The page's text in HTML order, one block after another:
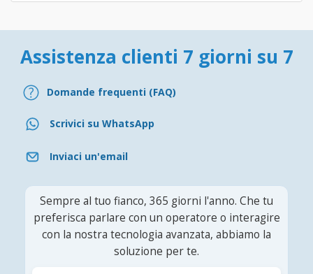
Assistenza clienti 7 giorni su 7
Domande frequenti (FAQ)
Scrivici su WhatsApp
Inviaci un'email
Sempre al tuo fianco, 365 giorni l'anno. Che tu
preferisca parlare con un operatore o interagire
con la nostra tecnologia avanzata, abbiamo la
soluzione per te.